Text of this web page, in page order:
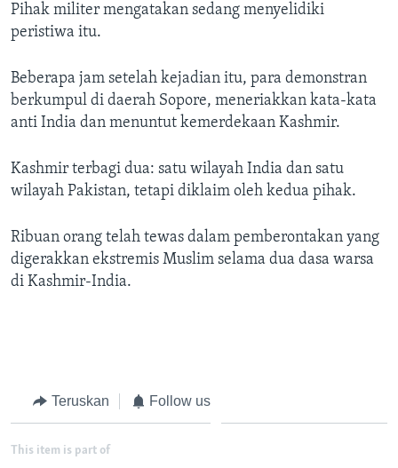
Pihak militer mengatakan sedang menyelidiki
peristiwa itu.
Beberapa jam setelah kejadian itu, para demonstran
berkumpul di daerah Sopore, meneriakkan kata-kata
anti India dan menuntut kemerdekaan Kashmir.
Kashmir terbagi dua: satu wilayah India dan satu
wilayah Pakistan, tetapi diklaim oleh kedua pihak.
Ribuan orang telah tewas dalam pemberontakan yang
digerakkan ekstremis Muslim selama dua dasa warsa
di Kashmir-India.
Teruskan Follow us
This item is part of